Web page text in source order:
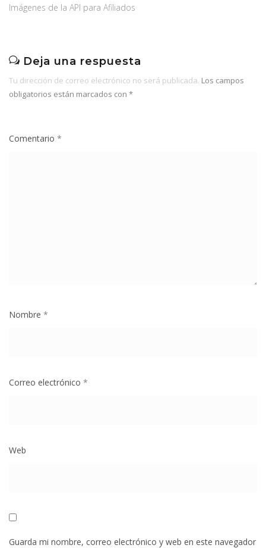
Imágenes de la API para Afiliados
Deja una respuesta
Tu dirección de correo electrónico no será publicada. Los campos
obligatorios están marcados con *
Comentario *
Nombre *
Correo electrónico *
Web
Guarda mi nombre, correo electrónico y web en este navegador